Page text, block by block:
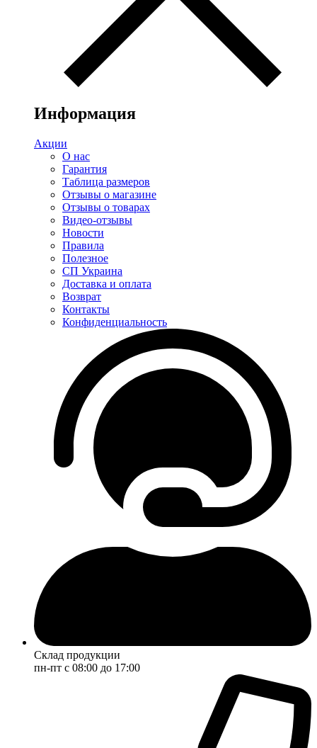
Информация
Акции
О нас
Гарантия
Таблица размеров
Отзывы о магазине
Отзывы о товарах
Видео-отзывы
Новости
Правила
Полезное
СП Украина
Доставка и оплата
Возврат
Контакты
Конфиденциальность
Склад продукции
пн-пт с 08:00 до 17:00